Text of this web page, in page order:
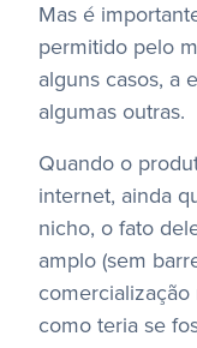
Mas é
permitido pelo
alguns casos, a
algumas outras.
Quando o
internet, ainda
nicho, o fato
amplo (sem
comercialização
como teria se